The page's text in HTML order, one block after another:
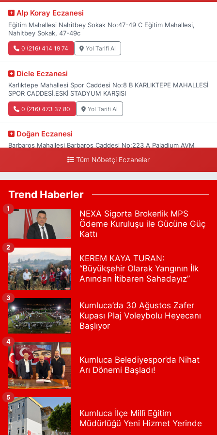
Alp Koray Eczanesi
Eğitim Mahallesi Nahitbey Sokak No:47-49 C Eğitim Mahallesi,
Nahitbey Sokak, 47-49c
0 (216) 414 19 74 Yol Tarifi Al
Dicle Eczanesi
Karlıktepe Mahallesi Spor Caddesi No:8 B KARLIKTEPE MAHALLESİ
SPOR CADDESİ,ESKİ STADYUM KARŞISI
0 (216) 473 37 80 Yol Tarifi Al
Doğan Eczanesi
Barbaros Mahallesi Barbaros Caddesi No:223 A Paladium AVM
Mali Eczanesi
Merkez Mahallesi Tüloğlu Sokak No:4 A REŞİTPAŞACADDESİ QNB
BANK SOKAĞI REŞİTPAŞA DENİZKÖŞKLER SAĞLIK OCAĞI KARŞISI
0 (532) 711 72 17 Yol Tarifi Al
Boğaziçi Eczanesi
Mimar Sinan Mahallesi Dr. Fahri Atabey Caddesi No:19 A Üsküdar
Hükümet Konağı'nın yanı.
0 (216) 201 10 00
Işılay Eczanesi
Sahrayıcedit Mahallesi Cebesoy Sokak 29B
0 (216) 302 44 07
Selenyum Eczanesi
Koşuyolu Mahallesi Alidede Sokak No:9,Z1 KOŞUYOLU MEDİPOL
HASTANESİ OTOPARKI YANI, KOŞUYOLU BEYZADE KÜNEFE YANI,
KOŞUYOLU SUZUKİ KARŞISI CADDE ÜZERİ
0 (216) 550 05 05 Yol Tarifi Al
Tüm Nöbetçi Eczaneler
Trend Haberler
NEXA Sigorta Brokerlik MPS
Ödeme Kuruluşu ile Gücüne Güç
Kattı
1
KEREM KAYA TURAN:
“Büyükşehir Olarak Yangının İlk
Anından İtibaren Sahadayız”
2
Kumluca’da 30 Ağustos Zafer
Kupası Plaj Voleybolu Heyecanı
Başlıyor
3
Kumluca Belediyespor’da Nihat
Arı Dönemi Başladı!
4
Kumluca İlçe Millî Eğitim
Müdürlüğü Yeni Hizmet Yerinde
5